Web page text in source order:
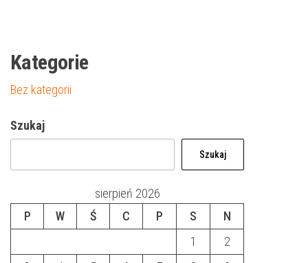
Kategorie
Bez kategorii
Szukaj
Szukaj
sierpień 2026
P
W Ś C P S
N
1
2